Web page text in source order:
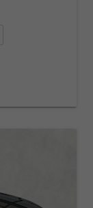
anfordern
Fahrzeugexposé
merken/Expose